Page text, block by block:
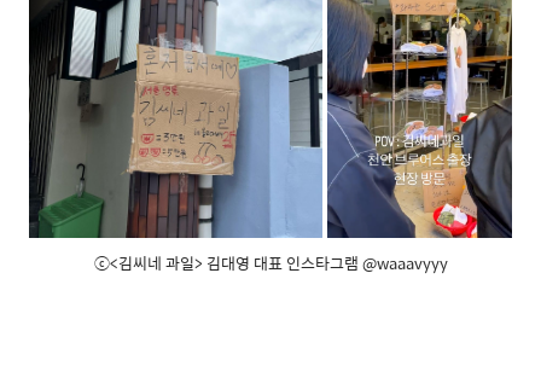
ⓒ<김씨네 과일> 김대영 대표 인스타그램 @waaavyyy